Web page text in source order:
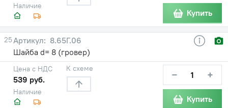
Наличие
Купить
25
8.65Г.06
Шайба d= 8 (гровер)
Наличие
Цена с НДС
539 руб.
К схеме − +
Купить